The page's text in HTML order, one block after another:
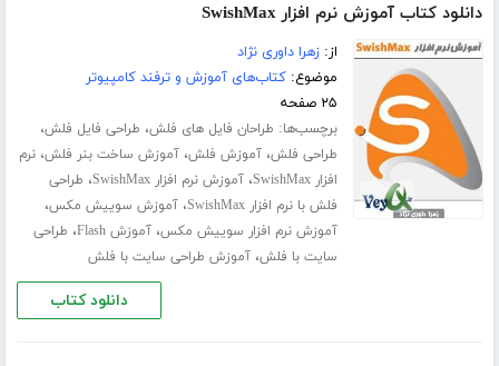
دانلود کتاب آموزش نرم افزار SwishMax
از:زهرا داوری نژاد
موضوع:کتاب‌های آموزش و ترفند کامپیوتر
۲۵ صفحه
برچسب‌ها: طراحان فایل های فلش، طراحی فایل فلش،
طراحی فلش،آموزش فلش،آموزش ساخت بنر فلش،نرم
افزار SwishMax
،آموزش نرم افزار SwishMax ، طراحی
فلش با نرم افزار SwishMax
،آموزش سوییش مکس،
آموزش نرم افزار سوییش مکس،آموزش Flash ، طراحی
سایت با فلش،آموزش طراحی سایت با فلش
دانلود کتاب